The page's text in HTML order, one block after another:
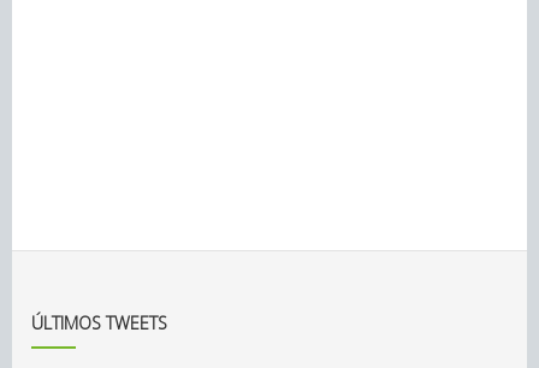
ÚLTIMOS TWEETS